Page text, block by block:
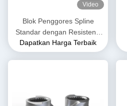
Video
Blok Penggores Spline
Standar dengan Resistensi
Pakai Tinggi untuk Ekstruder
Sekrup Kembar
Dapatkan Harga Terbaik